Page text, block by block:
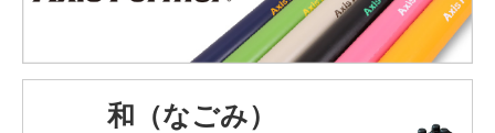
和（なごみ）